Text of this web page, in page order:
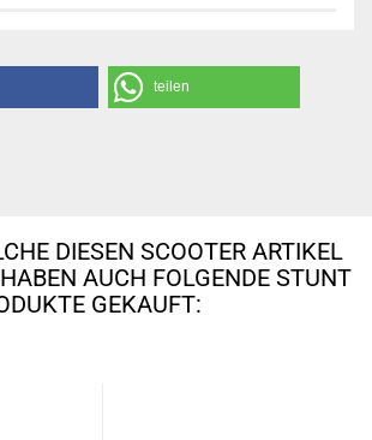
teilen
DIESEN SCOOTER ARTIKEL
AUCH FOLGENDE STUNT
GEKAUFT: